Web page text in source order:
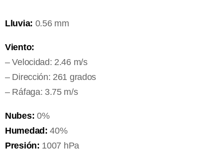
Lluvia: 0.56 mm
Viento:
– Velocidad: 2.46 m/s
– Dirección: 261 grados
– Ráfaga: 3.75 m/s
Nubes: 0%
Humedad: 40%
Presión: 1007 hPa